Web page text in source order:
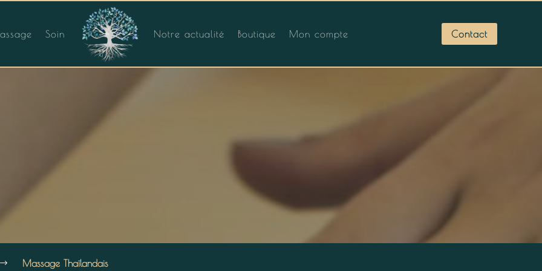
Soin Notre actualité Boutique Mon compte Contact
Massage Thaïlandais